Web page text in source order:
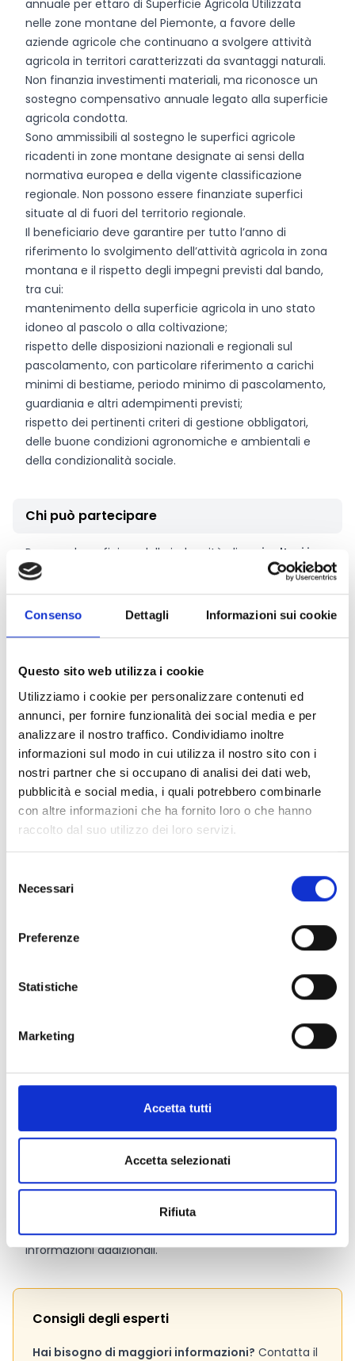
Consenso Dettagli Informazioni sui cookie
Questo sito web utilizza i cookie
Utilizziamo i cookie per personalizzare contenuti ed
annunci, per fornire funzionalità dei social media e per
analizzare il nostro traffico. Condividiamo inoltre
informazioni sul modo in cui utilizza il nostro sito con i
nostri partner che si occupano di analisi dei dati web,
pubblicità e social media, i quali potrebbero combinarle
con altre informazioni che ha fornito loro o che hanno
raccolto dal suo utilizzo dei loro servizi.
delNecessari
Preferenze
Statistiche
Marketing
Accetta tutti
Accetta selezionati
Rifiuta
annuale per ettaro di Superficie Agricola Utilizzata
nelle zone montane del Piemonte, a favore delle
aziende agricole che continuano a svolgere attività
agricola in territori caratterizzati da svantaggi naturali.
Non finanzia investimenti materiali, ma riconosce un
sostegno compensativo annuale legato alla superficie
agricola condotta.
Sono ammissibili al sostegno le superfici agricole
ricadenti in zone montane designate ai sensi della
normativa europea e della vigente classificazione
regionale. Non possono essere finanziate superfici
situate al di fuori del territorio regionale.
Il beneficiario deve garantire per tutto l’anno di
riferimento lo svolgimento dell’attività agricola in zona
montana e il rispetto degli impegni previsti dal bando,
tra cui:
mantenimento della superficie agricola in uno stato
idoneo al pascolo o alla coltivazione;
rispetto delle disposizioni nazionali e regionali sul
pascolamento, con particolare riferimento a carichi
minimi di bestiame, periodo minimo di pascolamento,
guardiania e altri adempimenti previsti;
rispetto dei pertinenti criteri di gestione obbligatori,
delle buone condizioni agronomiche e ambientali e
della condizionalità sociale.
Chi può partecipare
Possono beneficiare delle indennità gli
agricoltori in
attività
, così come definiti dal Piano Strategico della
PAC e dal Complemento di Sviluppo Rurale della
Regione Piemonte 2023-2027. Nell’ambito di ogni
richiedente, con la sola eccezione dei rappresentanti
una domanda per la cooperativa e una,
eventualmente, per la propria azienda.
Tra i principali criteri di ammissibilità rientrano:
disponibilità di superfici agricole ubicate in zone
montane del Piemonte;
raggiungimento di un importo minimo di premio
annuo richiesto pari a 500 Euro;
rispetto degli impegni e degli obblighi previsti dal
bando per tutta la durata dell’annualità di riferimento.
La dotazione finanziaria complessiva ammonta a
Si applica inoltre la seguente degressività del premio:
oltre 40 e fino a 70 ettari: 40%;
oltre 100 ettari: nessun premio.
Link e Documenti
Bando
Si consiglia di consultare regolarmente il sito web
ufficiale del bando per gli aggiornamenti e le
informazioni addizionali.
Consigli degli esperti
Hai bisogno di maggiori informazioni? Contatta il